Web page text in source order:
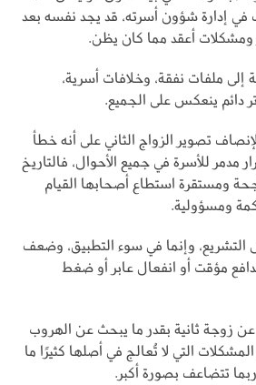
في إدارة شؤون أسرته، قد يجد نفسه بعد
ومشكلات أعقد مما كان يظن.
إلى ملفات نفقة، وخلافات أسرية،
دائم ينعكس على الجميع.
تصوير الزواج الثاني على أنه خطأ
مدمر للأسرة في جميع الأحوال، فالتاريخ
ومستقرة استطاع أصحابها القيام
ومسؤولية.
وإنما في سوء التطبيق، وضعف
بدافع مؤقت أو انفعال عابر أو ضغط
زوجة ثانية بقدر ما يبحث عن الهروب
التي لا تُعالج في أصلها كثيرًا ما
تتضاعف بصورة أكبر.